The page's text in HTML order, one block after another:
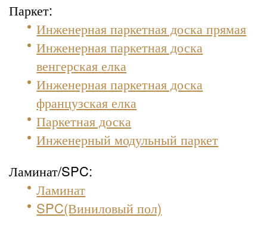
Паркет:
Инженерная паркетная доска прямая
Инженерная паркетная доска
венгерская елка
Инженерная паркетная доска
французская елка
Паркетная доска
Инженерный модульный паркет
Ламинат/SPC:
Ламинат
SPC(Виниловый пол)